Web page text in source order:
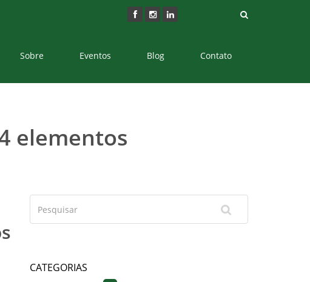
Sobre Eventos Blog Contato
elementos
CATEGORIAS